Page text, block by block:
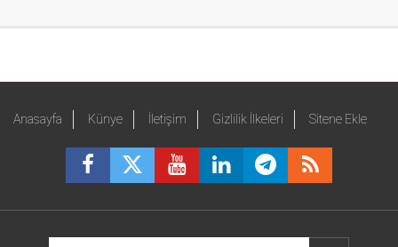
Anasayfa Künye İletişim Gizlilik İlkeleri Sitene Ekle